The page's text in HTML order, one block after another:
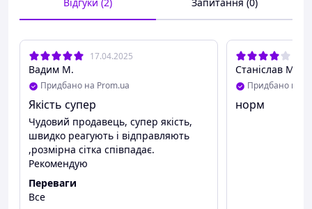
17.04.2025
Вадим М.
Придбано на Prom.ua
Якість супер
Чудовий продавець, супер якість,
швидко реагують і відправляють
,розмірна сітка співпадає.
Рекомендую
Переваги
Все
Станіслав М.
Придбано на
норм